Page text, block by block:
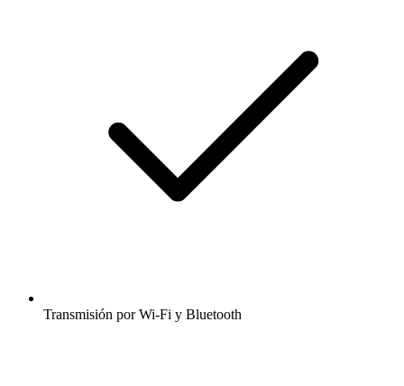
Transmisión por Wi-Fi y Bluetooth